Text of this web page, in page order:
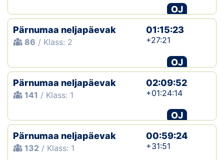
OJ
Pärnumaa neljapäevak
86 / Klass: 2
01:15:23
+27:21
OJ
Pärnumaa neljapäevak
141 / Klass: 1
02:09:52
+01:24:14
OJ
Pärnumaa neljapäevak
132 / Klass: 1
00:59:24
+31:51